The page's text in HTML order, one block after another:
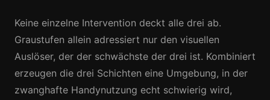
Keine einzelne Intervention deckt alle drei ab.
Graustufen allein adressiert nur den visuellen
Auslöser, der der schwächste der drei ist. Kombiniert
erzeugen die drei Schichten eine Umgebung, in der
zwanghafte Handynutzung echt schwierig wird,